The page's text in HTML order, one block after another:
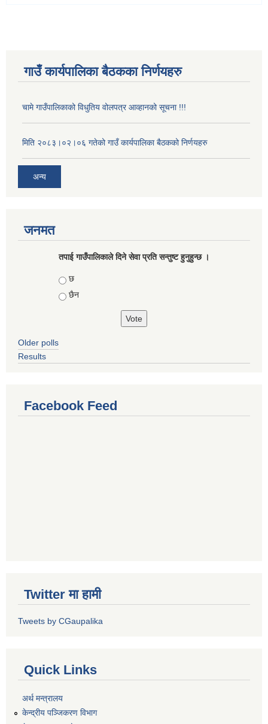
गाउँ कार्यपालिका बैठकका निर्णयहरु
चामे गाउँपालिकाको विधुतिय वोलपत्र आव्हानको सूचना !!!
मिति २०८३।०२।०६ गतेको गाउँ कार्यपालिका बैठकको निर्णयहरु
अन्य
जनमत
तपाई गाउँपालिकाले दिने सेवा प्रति सन्तुष्ट हुनुहुन्छ ।
Choices
छ
छैन
Older polls
Results
Facebook Feed
Twitter मा हामी
Tweets by CGaupalika
Quick Links
अर्थ मन्त्रालय
केन्द्रीय पञ्जिकरण विभाग